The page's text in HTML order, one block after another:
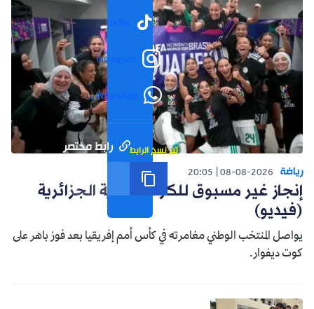
TikTok
Instagram
WhatsApp
رابط مختصر تم نسخ الرابط
رياضة 08-08-2026
20:05
إنجاز غير مسبوق للكرة النسوية الجزائرية
(فيديو)
يواصل المنتخب الوطني مغامرته في كأس أمم إفريقيا بعد فوز باهر على
كوت ديفوار.